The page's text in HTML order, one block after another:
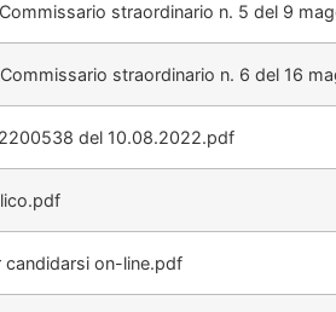
straordinario n. 5 del 9
straordinario n. 6 del 16
del 10.08.2022.pdf
candidarsi on-line.pdf